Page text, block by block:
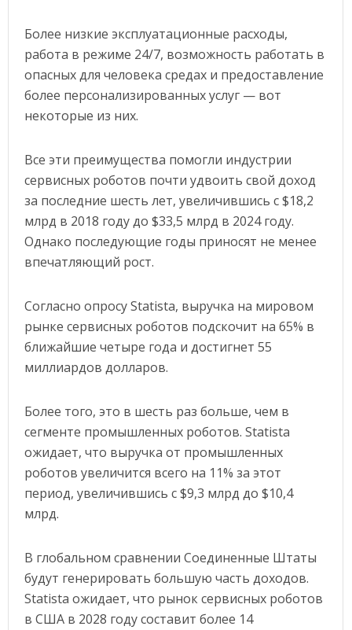
Более низкие эксплуатационные расходы,
работа в режиме 24/7, возможность работать в
опасных для человека средах и предоставление
более персонализированных услуг — вот
некоторые из них.
Все эти преимущества помогли индустрии
сервисных роботов почти удвоить свой доход
за последние шесть лет, увеличившись с $18,2
млрд в 2018 году до $33,5 млрд в 2024 году.
Однако последующие годы приносят не менее
впечатляющий рост.
Согласно опросу Statista, выручка на мировом
рынке сервисных роботов подскочит на 65% в
ближайшие четыре года и достигнет 55
миллиардов долларов.
Более того, это в шесть раз больше, чем в
сегменте промышленных роботов. Statista
ожидает, что выручка от промышленных
роботов увеличится всего на 11% за этот
период, увеличившись с $9,3 млрд до $10,4
млрд.
В глобальном сравнении Соединенные Штаты
будут генерировать большую часть доходов.
Statista ожидает, что рынок сервисных роботов
в США в 2028 году составит более 14